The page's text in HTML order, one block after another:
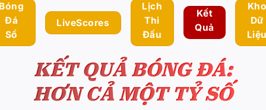
Đá
Số
LiveScores
Lịch
Thi
Đấu
Kết
Quả
Dữ
KẾT QUẢ BÓNG ĐÁ:
HƠN CẢ MỘT TỶ SỐ